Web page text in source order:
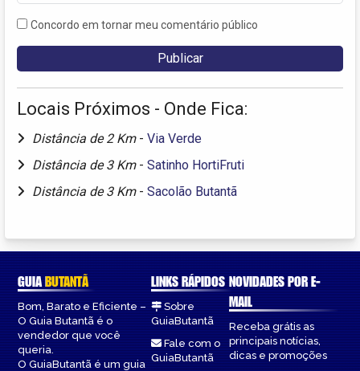
Concordo em tornar meu comentário público
Locais Próximos - Onde Fica:
Distância de 2 Km - Via Verde
Distância de 3 Km - Satinho HortiFruti
Distância de 3 Km - Sacolão Butantã
GUIABUTANTÃ
Bom, Barato e Eficiente –
O Guia Butantã é o
vendedor que você
queria.
O GuiaButantã é um guia
LINKS RÁPIDOS
Sobre
GuiaButantã
Fale com o
GuiaButantã
NOVIDADES POR E-
MAIL
Receba grátis as
principais notícias,
dicas e promoções